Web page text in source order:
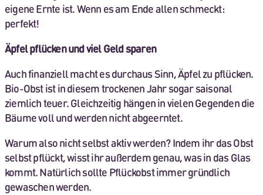
eigene Ernte ist. Wenn es am Ende allen schmeckt:
perfekt!
Äpfel pflücken und viel Geld sparen
Auch finanziell macht es durchaus Sinn, Äpfel zu pflücken.
Bio-Obst ist in diesem trockenen Jahr sogar saisonal
ziemlich teuer. Gleichzeitig hängen in vielen Gegenden die
Bäume voll und werden nicht abgeerntet.
Warum also nicht selbst aktiv werden? Indem ihr das Obst
selbst pflückt, wisst ihr außerdem genau, was in das Glas
kommt. Natürlich sollte Pflückobst immer gründlich
gewaschen werden.